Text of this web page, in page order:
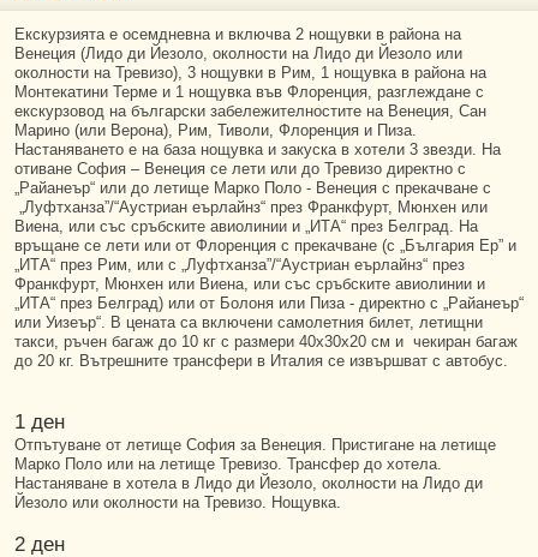
Екскурзията е осемдневна и включва 2 нощувки в района на
Венеция (Лидо ди Йезоло, околности на Лидо ди Йезоло или
околности на Тревизо), 3 нощувки в Рим, 1 нощувка в района на
Монтекатини Терме и 1 нощувка във Флоренция, разглеждане с
екскурзовод на български забележителностите на Венеция, Сан
Марино (или Верона), Рим, Тиволи, Флоренция и Пиза.
Настаняването е на база нощувка и закуска в хотели 3 звезди. На
отиване София – Венеция се лети или до Тревизо директно с
„Райанеър“ или до летище Марко Поло - Венеция с прекачване с
„Луфтханза”/“Аустриан еърлайнз“ през Франкфурт, Мюнхен или
Виена, или със сръбските авиолинии и „ИТА“ през Белград. На
връщане се лети или от Флоренция с прекачване (с „България Ер” и
„ИТА“ през Рим, или с „Луфтханза”/“Аустриан еърлайнз“ през
Франкфурт, Мюнхен или Виена, или със сръбските авиолинии и
„ИТА“ през Белград) или от Болоня или Пиза - директно с „Райанеър“
или Уизеър“. В цената са включени самолетния билет, летищни
такси, ръчен багаж до 10 кг с размери 40х30х20 см и чекиран багаж
до 20 кг. Вътрешните трансфери в Италия се извършват с автобус.
1 ден
Отпътуване от летище София за Венеция. Пристигане на летище
Марко Поло или на летище Тревизо. Трансфер до хотела.
Настаняване в хотела в Лидо ди Йезоло, околности на Лидо ди
Йезоло или околности на Тревизо. Нощувка.
2 ден